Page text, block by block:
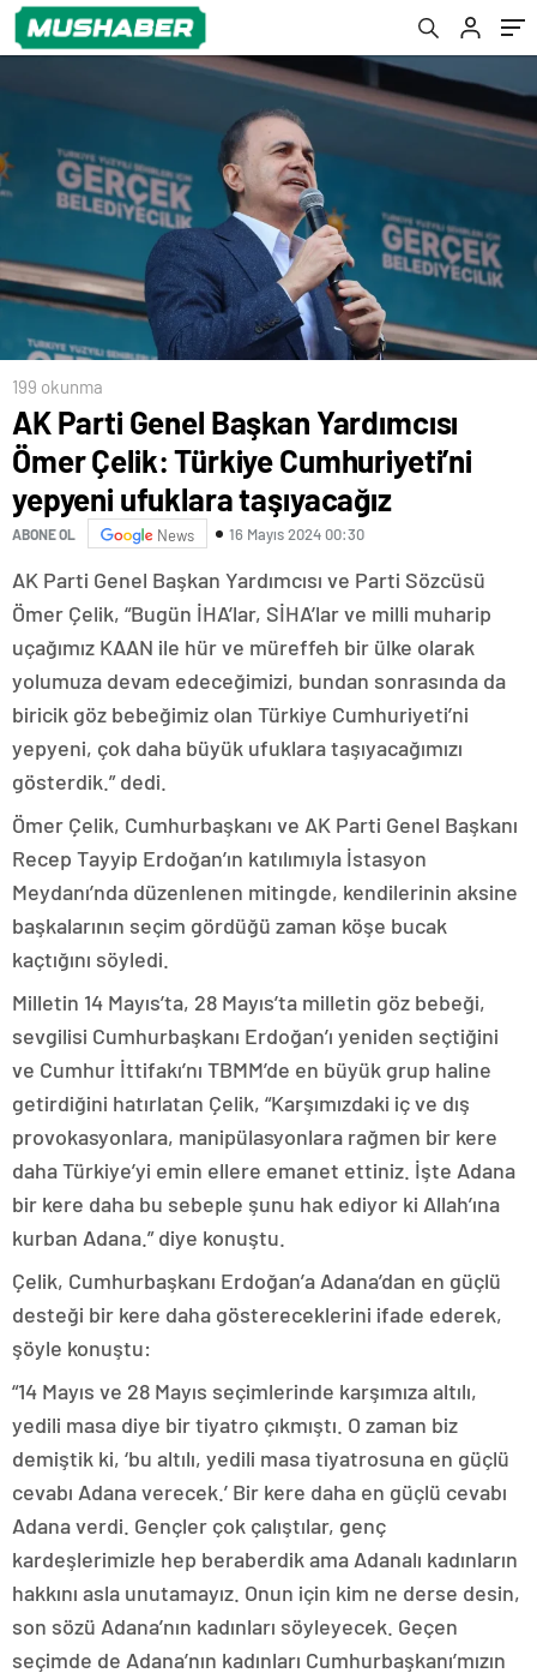
ufuklara taşıyacağız
199 okunma
AK Parti Genel Başkan Yardımcısı
Ömer Çelik: Türkiye Cumhuriyeti’ni
yepyeni ufuklara taşıyacağız
ABONE OL News 16 Mayıs 2024 00:30
AK Parti Genel Başkan Yardımcısı ve Parti Sözcüsü
Ömer Çelik, “Bugün İHA’lar, SİHA’lar ve milli muharip
uçağımız KAAN ile hür ve müreffeh bir ülke olarak
yolumuza devam edeceğimizi, bundan sonrasında da
biricik göz bebeğimiz olan Türkiye Cumhuriyeti’ni
yepyeni, çok daha büyük ufuklara taşıyacağımızı
gösterdik.” dedi.
Ömer Çelik, Cumhurbaşkanı ve AK Parti Genel Başkanı
Recep Tayyip Erdoğan’ın katılımıyla İstasyon
Meydanı’nda düzenlenen mitingde, kendilerinin aksine
başkalarının seçim gördüğü zaman köşe bucak
kaçtığını söyledi.
Milletin 14 Mayıs’ta, 28 Mayıs’ta milletin göz bebeği,
sevgilisi Cumhurbaşkanı Erdoğan’ı yeniden seçtiğini
ve Cumhur İttifakı’nı TBMM’de en büyük grup haline
getirdiğini hatırlatan Çelik, “Karşımızdaki iç ve dış
provokasyonlara, manipülasyonlara rağmen bir kere
daha Türkiye’yi emin ellere emanet ettiniz. İşte Adana
bir kere daha bu sebeple şunu hak ediyor ki Allah’ına
kurban Adana.” diye konuştu.
Çelik, Cumhurbaşkanı Erdoğan’a Adana’dan en güçlü
desteği bir kere daha göstereceklerini ifade ederek,
şöyle konuştu:
“14 Mayıs ve 28 Mayıs seçimlerinde karşımıza altılı,
yedili masa diye bir tiyatro çıkmıştı. O zaman biz
demiştik ki, ‘bu altılı, yedili masa tiyatrosuna en güçlü
cevabı Adana verecek.’ Bir kere daha en güçlü cevabı
Adana verdi. Gençler çok çalıştılar, genç
kardeşlerimizle hep beraberdik ama Adanalı kadınların
hakkını asla unutamayız. Onun için kim ne derse desin,
son sözü Adana’nın kadınları söyleyecek. Geçen
seçimde de Adana’nın kadınları Cumhurbaşkanı’mızın